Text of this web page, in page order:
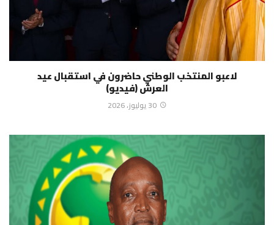
لاعبو المنتخب الوطني حاضرون في استقبال عيد
العرش (فيديو)
30 يوليوز، 2026